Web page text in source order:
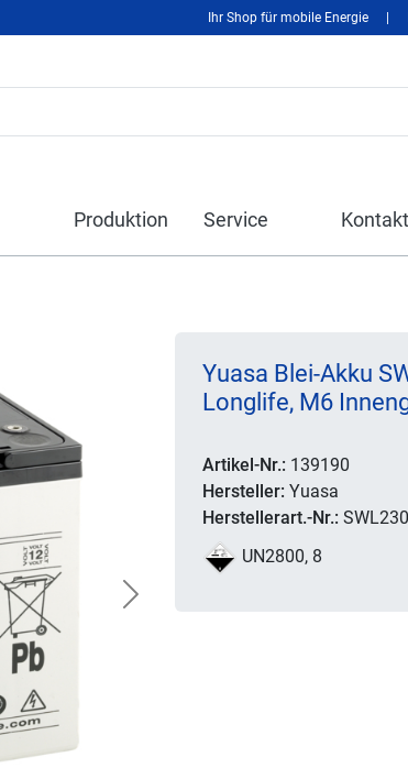
Ihr Shop für mobile Energie
Produktion Service Kontakt
Next
Yuasa Blei-Akku
Longlife, M6
Artikel-Nr.: 139190
Hersteller: Yuasa
Herstellerart.-Nr.:
UN2800, 8